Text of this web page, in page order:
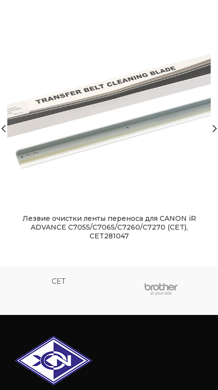
Лезвие очистки ленты переноса для CANON iR
ADVANCE C7055/C7065/C7260/C7270 (CET),
CET281047
CET